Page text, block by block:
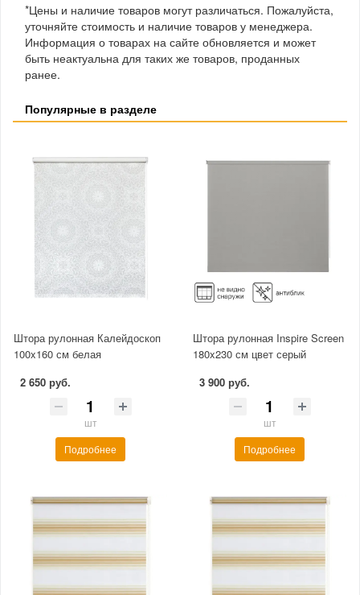
*Цены и наличие товаров могут различаться. Пожалуйста,
уточняйте стоимость и наличие товаров у менеджера.
Информация о товарах на сайте обновляется и может
быть неактуальна для таких же товаров, проданных
ранее.
Популярные в разделе
Штора рулонная Калейдоскоп
100x160 см белая
2 650 руб.
шт
Подробнее
Штора рулонная Inspire Screen
180x230 см цвет серый
3 900 руб.
шт
Подробнее